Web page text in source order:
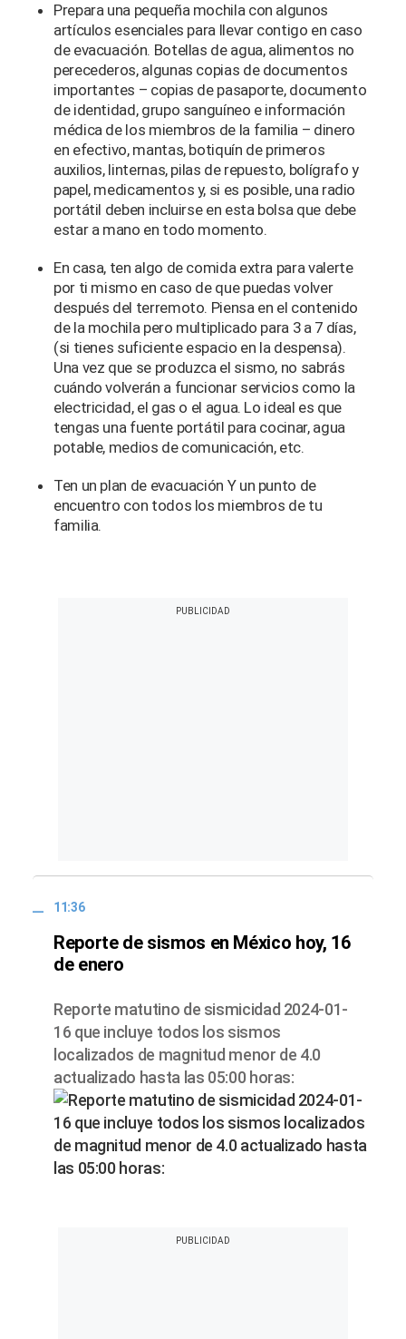
Prepara una pequeña mochila con algunos
artículos esenciales para llevar contigo en caso
de evacuación. Botellas de agua, alimentos no
perecederos, algunas copias de documentos
importantes – copias de pasaporte, documento
de identidad, grupo sanguíneo e información
médica de los miembros de la familia – dinero
en efectivo, mantas, botiquín de primeros
auxilios, linternas, pilas de repuesto, bolígrafo y
papel, medicamentos y, si es posible, una radio
portátil deben incluirse en esta bolsa que debe
estar a mano en todo momento.
En casa, ten algo de comida extra para valerte
por ti mismo en caso de que puedas volver
después del terremoto. Piensa en el contenido
de la mochila pero multiplicado para 3 a 7 días,
(si tienes suficiente espacio en la despensa).
Una vez que se produzca el sismo, no sabrás
cuándo volverán a funcionar servicios como la
electricidad, el gas o el agua. Lo ideal es que
tengas una fuente portátil para cocinar, agua
potable, medios de comunicación, etc.
Ten un plan de evacuación Y un punto de
encuentro con todos los miembros de tu
familia.
11:36
Reporte de sismos en México hoy, 16
de enero
Reporte matutino de sismicidad 2024-01-
16 que incluye todos los sismos
localizados de magnitud menor de 4.0
actualizado hasta las 05:00 horas: